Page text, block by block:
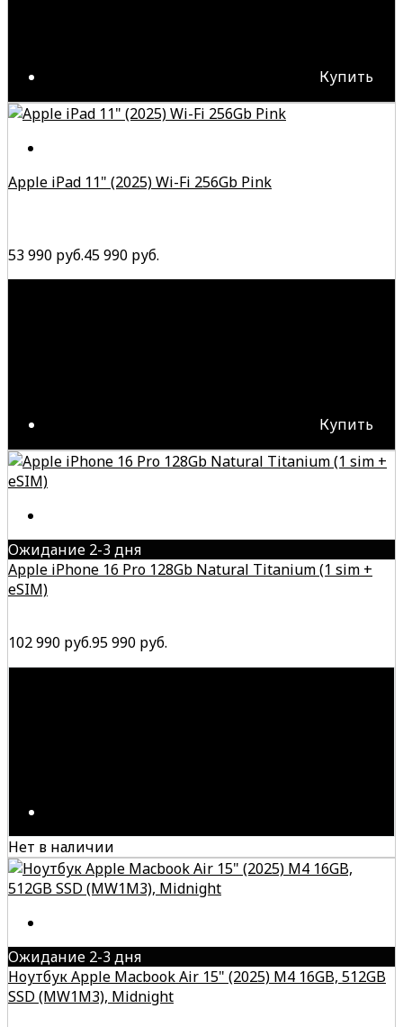
Купить
Apple iPad 11" (2025) Wi-Fi 256Gb Pink
53 990 руб.45 990 руб.
Купить
Ожидание 2-3 дня
Apple iPhone 16 Pro 128Gb Natural Titanium (1 sim +
eSIM)
102 990 руб.95 990 руб.
Нет в наличии
Ожидание 2-3 дня
Ноутбук Apple Macbook Air 15" (2025) M4 16GB, 512GB
SSD (MW1M3), Midnight